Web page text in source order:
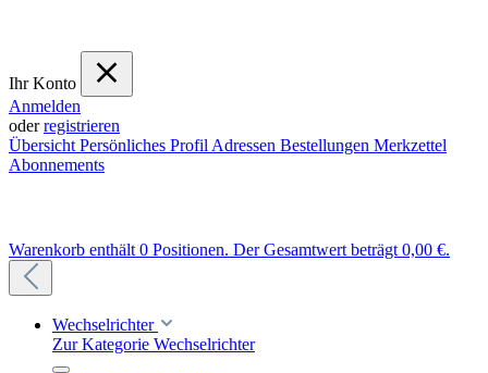
Ihr Konto
Anmelden
oderregistrieren
Übersicht Persönliches Profil Adressen Bestellungen Merkzettel
Abonnements
Warenkorb enthält 0 Positionen. Der Gesamtwert beträgt 0,00 €.
Wechselrichter
Zur Kategorie Wechselrichter